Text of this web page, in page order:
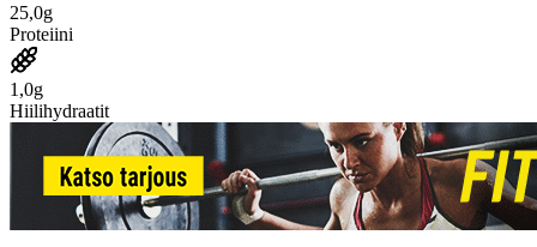
25,0g
Proteiini
1,0g
Hiilihydraatit